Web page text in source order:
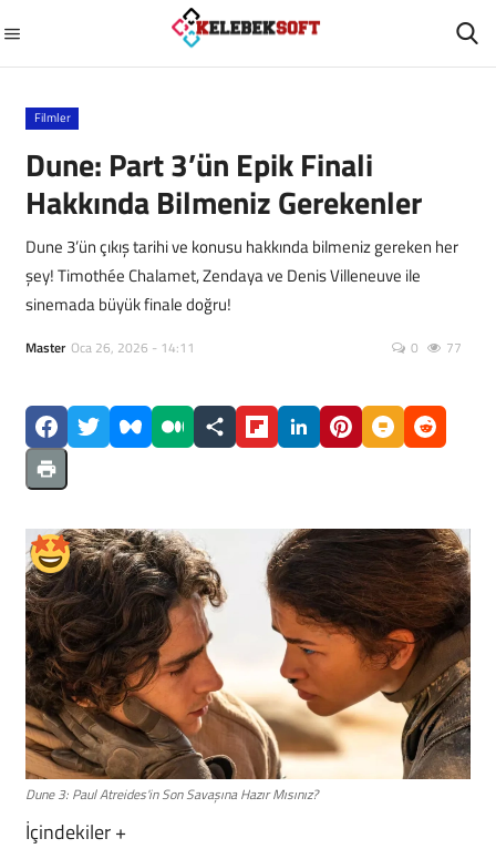
Ana Sayfa
Diziler
GÜNCEL
Filmler
Sağlık
Mobil
Teknoloji
Oyun
Filmler
Dune: Part 3’ün Epik Finali
Hakkında Bilmeniz Gerekenler
Dune 3’ün çıkış tarihi ve konusu hakkında bilmeniz gereken her
şey! Timothée Chalamet, Zendaya ve Denis Villeneuve ile
sinemada büyük finale doğru!
Master Oca 26, 2026 - 14:11 0 77
Dune 3: Paul Atreides'in Son Savaşına Hazır Mısınız?
İçindekiler+